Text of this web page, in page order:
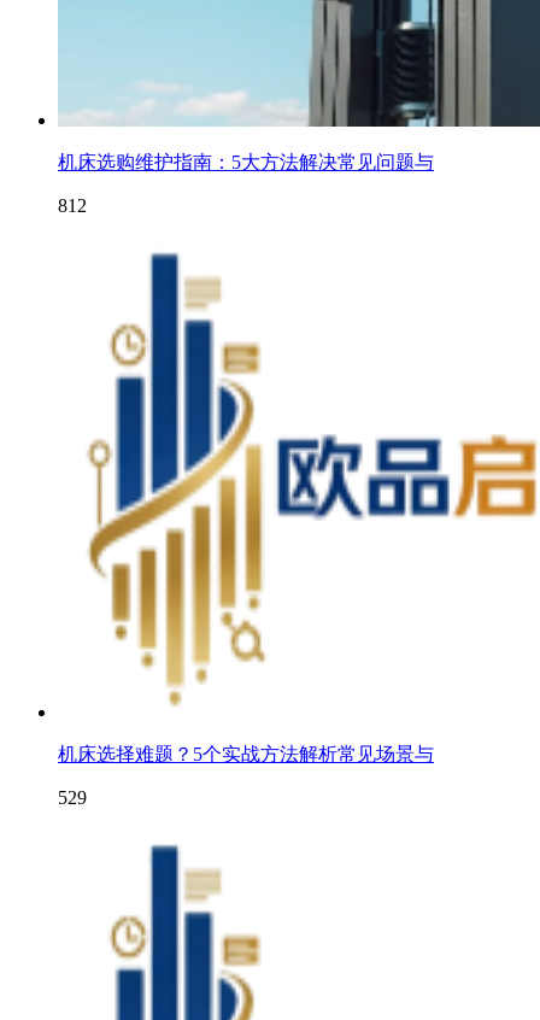
机床选购维护指南：5大方法解决常见问题与
812
机床选择难题？5个实战方法解析常见场景与
529